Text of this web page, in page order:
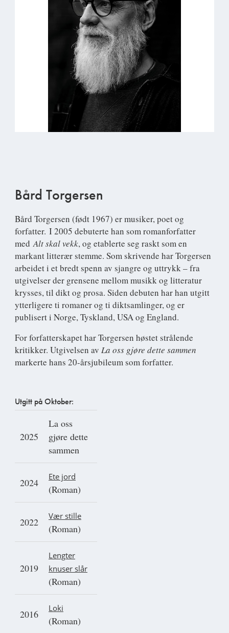
Bård Torgersen
Bård Torgersen (født 1967) er musiker, poet og
forfatter. I 2005 debuterte han som romanforfatter
med Alt skal vekk, og etablerte seg raskt som en
markant litterær stemme. Som skrivende har Torgersen
arbeidet i et bredt spenn av sjangre og uttrykk – fra
utgivelser der grensene mellom musikk og litteratur
krysses, til dikt og prosa. Siden debuten har han utgitt
ytterligere ti romaner og ti diktsamlinger, og er
publisert i Norge, Tyskland, USA og England.
For forfatterskapet har Torgersen høstet strålende
kritikker. Utgivelsen av La oss gjøre dette sammen
markerte hans 20-årsjubileum som forfatter.
Utgitt på Oktober:
2025
La oss
gjøre dette
sammen
2024 Ete jord
(Roman)
2022 Vær stille
(Roman)
2019
Lengter
knuser slår
(Roman)
2016 Loki
(Roman)